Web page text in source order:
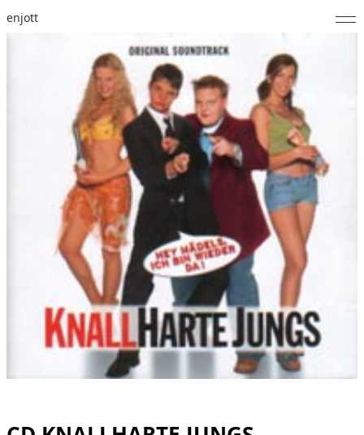
enjott
Selected Works
Werkverzeichnis
Publikationen
Notizen
english